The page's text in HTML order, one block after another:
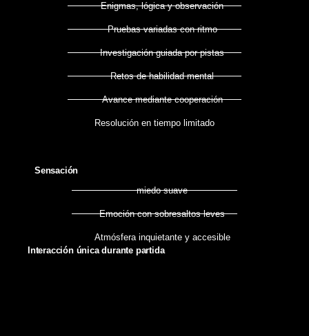
Enigmas, lógica y observación
Pruebas variadas con ritmo
Investigación guiada por pistas
Retos de habilidad mental
Avance mediante cooperación
Resolución en tiempo limitado
Sensación
miedo suave
Emoción con sobresaltos leves
Atmósfera inquietante y accesible
Interacción única durante partida